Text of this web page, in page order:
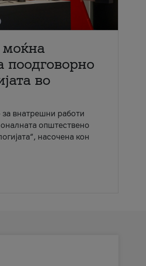
моќна
поодговорно
во
внатрешни работи
општествено
насочена кон